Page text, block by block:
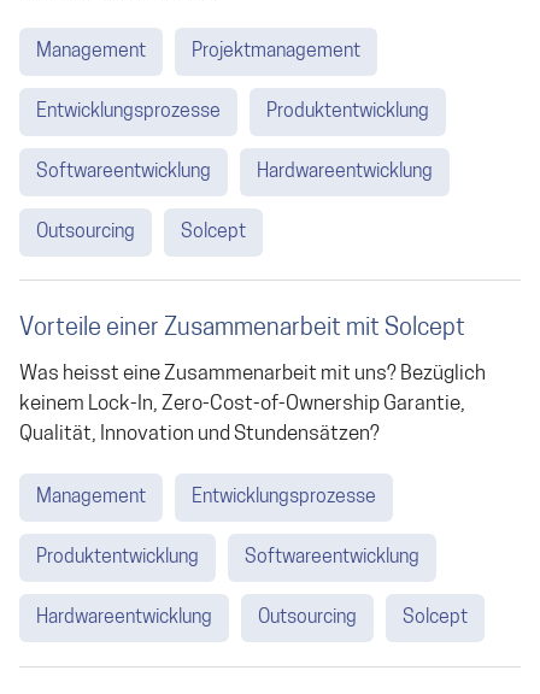
Management Projektmanagement
Entwicklungsprozesse Produktentwicklung
Softwareentwicklung Hardwareentwicklung
Outsourcing Solcept
Vorteile einer Zusammenarbeit mit Solcept
Was heisst eine Zusammenarbeit mit uns? Bezüglich
keinem Lock-In, Zero-Cost-of-Ownership Garantie,
Qualität, Innovation und Stundensätzen?
Management Entwicklungsprozesse
Produktentwicklung Softwareentwicklung
Hardwareentwicklung Outsourcing Solcept